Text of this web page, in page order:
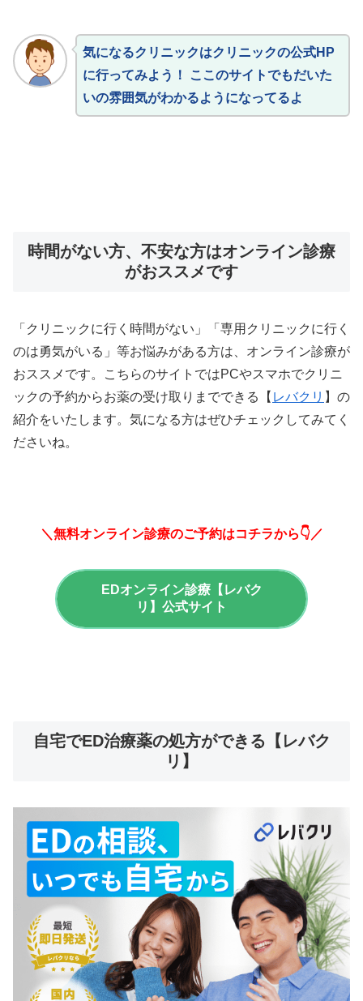
気になるクリニックはクリニックの公式HP
に行ってみよう！ ここのサイトでもだいた
いの雰囲気がわかるようになってるよ
時間がない方、不安な方はオンライン診療
がおススメです
「クリニックに行く時間がない」「専用クリニックに行く
のは勇気がいる」等お悩みがある方は、オンライン診療が
おススメです。こちらのサイトではPCやスマホでクリニ
ックの予約からお薬の受け取りまでできる【 レバクリ 】の
紹介をいたします。気になる方はぜひチェックしてみてく
ださいね。
＼無料オンライン診療のご予約はコチラから👇／
EDオンライン診療【レバク
リ】公式サイト
自宅でED治療薬の処方ができる【レバク
リ】